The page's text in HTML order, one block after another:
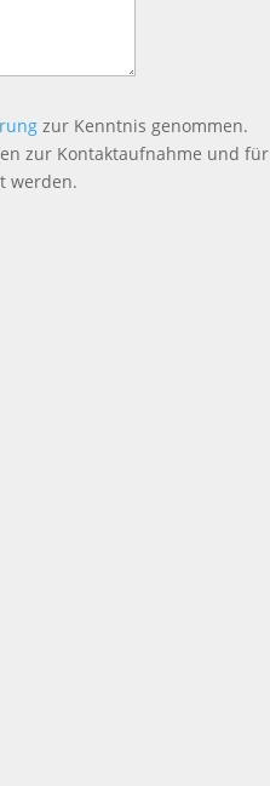
zur Kenntnis genommen.
zur Kontaktaufnahme und für
werden.